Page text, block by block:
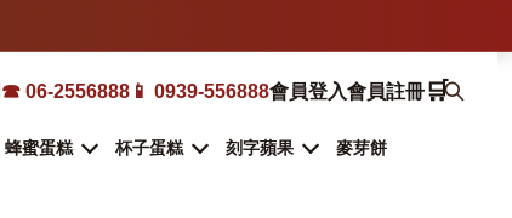
☎ 06-2556888 📱 0939-556888會員登入會員註冊🛒
蜂蜜蛋糕 杯子蛋糕 刻字蘋果 麥芽餅